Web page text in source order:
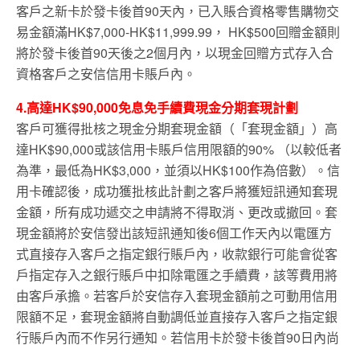
客戶之新卡於發卡後首90天內，已入賬合資格零售購物交
易金額滿HK$7,000-HK$11,999.99， HK$500回贈金額則
將於發卡後首90天後之2個月內，以現金回贈方式存入合
資格客戶之安信信用卡賬戶內。
4.高達HK$90,000免息免手續費現金分期套現計劃
客戶可獲得批核之現金分期套現金額（「套現金額」）高
達HK$90,000或該信用卡賬戶信用限額的90% （以較低者
為準，最低為HK$3,000，並須以HK$100作為倍數）。信
用卡確認後，成功獲批核此計劃之客戶將獲短訊通知套現
金額，所有成功遞交之申請將不得取消、更改或撤回。套
現金額將於安信發出該短訊通知後6個工作天內以電匯方
式直接存入客戶之指定銀行賬戶內，收款銀行可能會從客
戶指定存入之銀行賬戶中扣除電匯之手續費，該等費用將
由客戶承擔。若客戶於安信存入套現金額前之可動用信用
限額不足，套現金額將自動調低並直接存入客戶之指定銀
行賬戶內而不作另行通知。若信用卡於發卡後首90日內尚